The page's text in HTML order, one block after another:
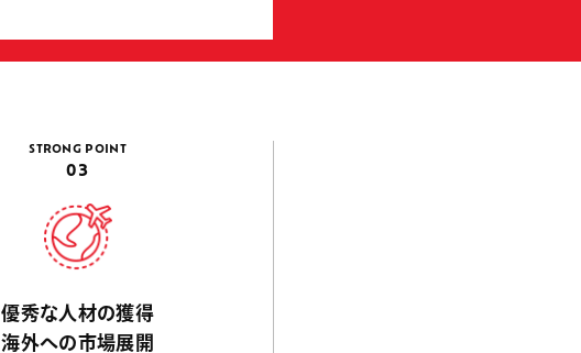
STRONG POINT
03
優秀な人材の獲得
海外への市場展開